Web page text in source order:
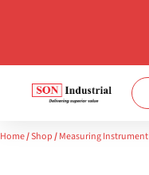
Home/Shop/Measuring Instrument